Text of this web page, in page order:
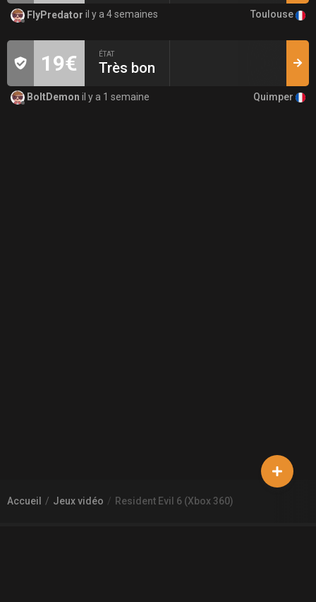
FlyPredator il y a 4 semaines Toulouse
19€ ÉTAT
Très bon
BoltDemon il y a 1 semaine Quimper
Accueil Jeux vidéo Resident Evil 6 (Xbox 360)